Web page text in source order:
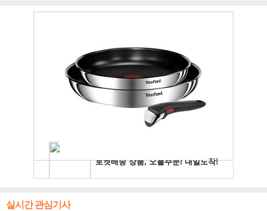
실시간 관심기사